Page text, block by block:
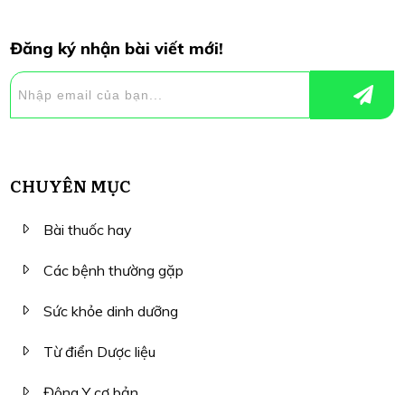
Đăng ký nhận bài viết mới!
CHUYÊN MỤC
Bài thuốc hay
Các bệnh thường gặp
Sức khỏe dinh dưỡng
Từ điển Dược liệu